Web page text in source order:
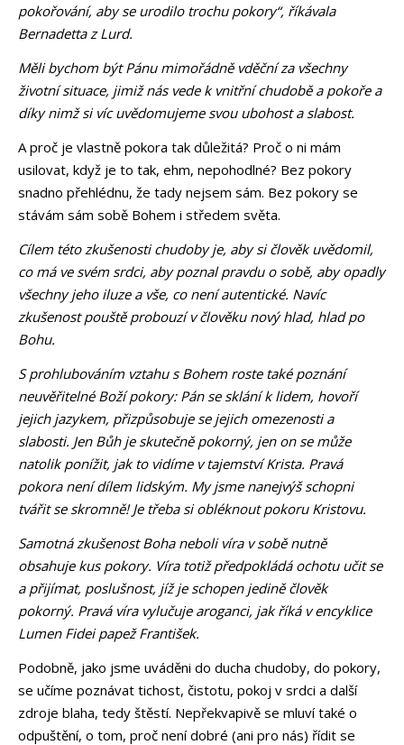
pokořování, aby se urodilo trochu pokory“, říkávala
Bernadetta z Lurd.
Měli bychom být Pánu mimořádně vděční za všechny
životní situace, jimiž nás vede k vnitřní chudobě a pokoře a
díky nimž si víc uvědomujeme svou ubohost a slabost.
A proč je vlastně pokora tak důležitá? Proč o ni mám
usilovat, když je to tak, ehm, nepohodlné? Bez pokory
snadno přehlédnu, že tady nejsem sám. Bez pokory se
stávám sám sobě Bohem i středem světa.
Cílem této zkušenosti chudoby je, aby si člověk uvědomil,
co má ve svém srdci, aby poznal pravdu o sobě, aby opadly
všechny jeho iluze a vše, co není autentické. Navíc
zkušenost pouště probouzí v člověku nový hlad, hlad po
Bohu.
S prohlubováním vztahu s Bohem roste také poznání
neuvěřitelné Boží pokory: Pán se sklání k lidem, hovoří
jejich jazykem, přizpůsobuje se jejich omezenosti a
slabosti. Jen Bůh je skutečně pokorný, jen on se může
natolik ponížit, jak to vidíme v tajemství Krista. Pravá
pokora není dílem lidským. My jsme nanejvýš schopni
tvářit se skromně! Je třeba si obléknout pokoru Kristovu.
Samotná zkušenost Boha neboli víra v sobě nutně
obsahuje kus pokory. Víra totiž předpokládá ochotu učit se
a přijímat, poslušnost, jíž je schopen jedině člověk
pokorný. Pravá víra vylučuje aroganci, jak říká v encyklice
Lumen Fidei papež František.
Podobně, jako jsme uváděni do ducha chudoby, do pokory,
se učíme poznávat tichost, čistotu, pokoj v srdci a další
zdroje blaha, tedy štěstí. Nepřekvapivě se mluví také o
odpuštění, o tom, proč není dobré (ani pro nás) řídit se